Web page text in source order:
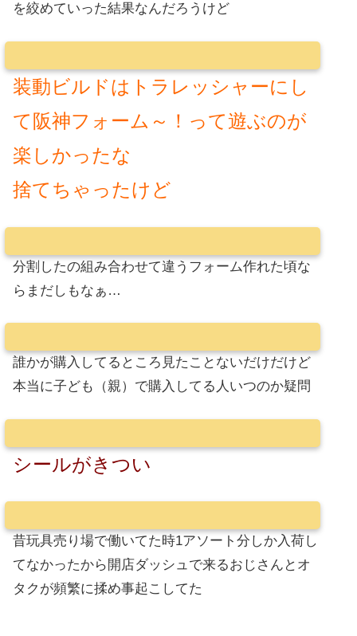
を絞めていった結果なんだろうけど
装動ビルドはトラレッシャーにし
て阪神フォーム～！って遊ぶのが
楽しかったな
捨てちゃったけど
分割したの組み合わせて違うフォーム作れた頃な
らまだしもなぁ…
誰かが購入してるところ見たことないだけだけど
本当に子ども（親）で購入してる人いつのか疑問
シールがきつい
昔玩具売り場で働いてた時1アソート分しか入荷し
てなかったから開店ダッシュで来るおじさんとオ
タクが頻繁に揉め事起こしてた